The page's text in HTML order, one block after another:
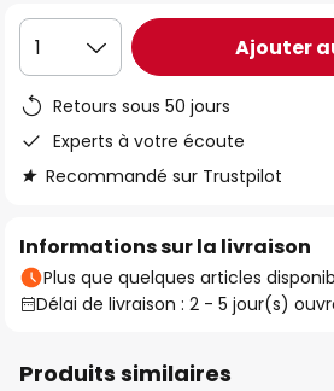
gallery
1 Ajouter
Retours sous 50 jours
Experts à votre écoute
Recommandé sur Trustpilot
Informations sur la livraison
Plus que quelques articles
Délai de livraison : 2 - 5 jour(s)
Produits similaires